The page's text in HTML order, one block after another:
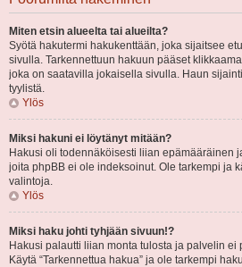
Miten etsin alueelta tai alueilta?
Syötä hakutermi hakukenttään, joka sijaitsee
sivulla. Tarkennettuun hakuun pääset
joka on saatavilla jokaisella sivulla. Haun
tyylistä.
Ylös
Miksi hakuni ei löytänyt mitään?
Hakusi oli todennäköisesti liian epämääräinen
joita phpBB ei ole indeksoinut. Ole tarkempi ja
valintoja.
Ylös
Miksi haku johti tyhjään sivuun!?
Hakusi palautti liian monta tulosta ja palvelin ei
Käytä “Tarkennettua hakua” ja ole tarkempi